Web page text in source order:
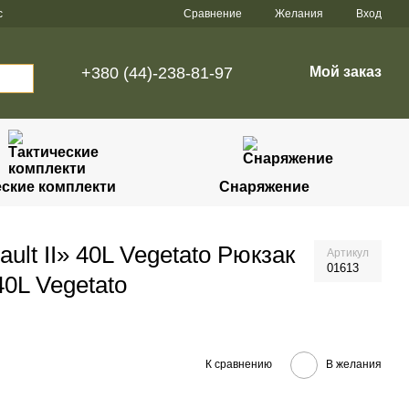
Сравнение Желания Вход
+380 (44)-238-81-97 Мой заказ
комплекти Снаряжение
II» 40L Vegetato Рюкзак
Vegetato
Артикул
01613
К сравнению В желания